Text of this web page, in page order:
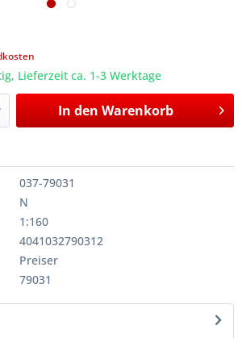
Lieferzeit ca. 1-3 Werktage
In den Warenkorb
037-79031
N
1:160
4041032790312
Preiser
79031